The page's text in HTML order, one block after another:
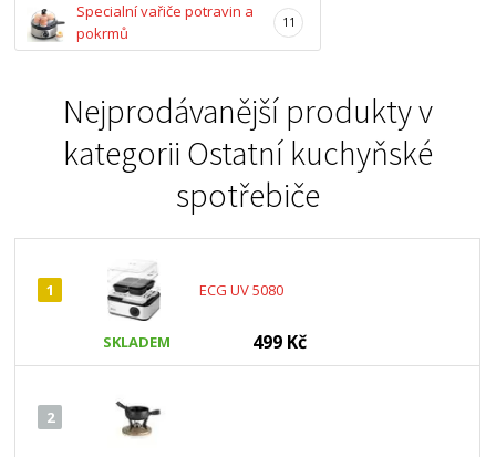
Specialní vařiče potravin a
pokrmů
11
Nejprodávanější produkty v
kategorii Ostatní kuchyňské
spotřebiče
1 ECG UV 5080
SKLADEM 499 Kč
2